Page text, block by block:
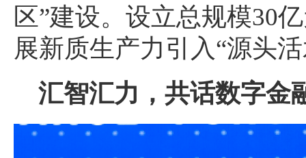
区”建设。设立总规模30
展新质生产力引入“源头
汇智汇力，共话数字金